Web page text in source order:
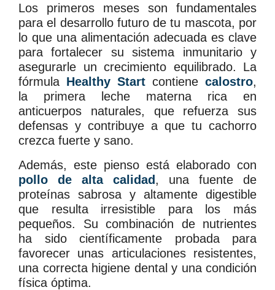
Los primeros meses son fundamentales
para el desarrollo futuro de tu mascota, por
lo que una alimentación adecuada es clave
para fortalecer su sistema inmunitario y
asegurarle un crecimiento equilibrado. La
fórmula Healthy Start contiene calostro,
la primera leche materna rica en
anticuerpos naturales, que refuerza sus
defensas y contribuye a que tu cachorro
crezca fuerte y sano.
Además, este pienso está elaborado con
pollo de alta calidad, una fuente de
proteínas sabrosa y altamente digestible
que resulta irresistible para los más
pequeños. Su combinación de nutrientes
ha sido científicamente probada para
favorecer unas articulaciones resistentes,
una correcta higiene dental y una condición
física óptima.